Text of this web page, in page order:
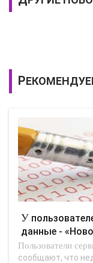
У пользователей Google Drive пропадают
данные -
Пользователи
сообщают, что